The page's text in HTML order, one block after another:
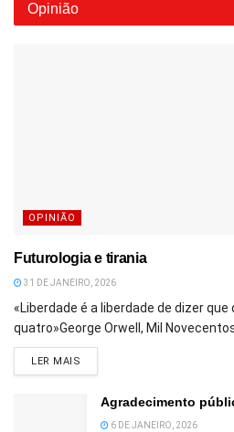
Opinião
OPINIÃO
Futurologia e tirania
31 DE JANEIRO, 2026
«Liberdade é a liberdade de dizer que
quatro»George Orwell, Mil
LER MAIS
Agradecimento
6 DE JANEIRO, 2026